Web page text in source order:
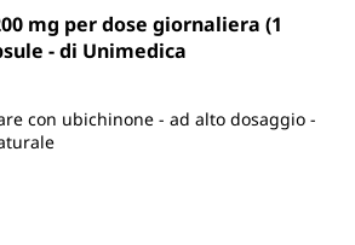
4.8 su 5 stelle
mg per dose giornaliera (1
- di Unimedica
con ubichinone - ad alto dosaggio -